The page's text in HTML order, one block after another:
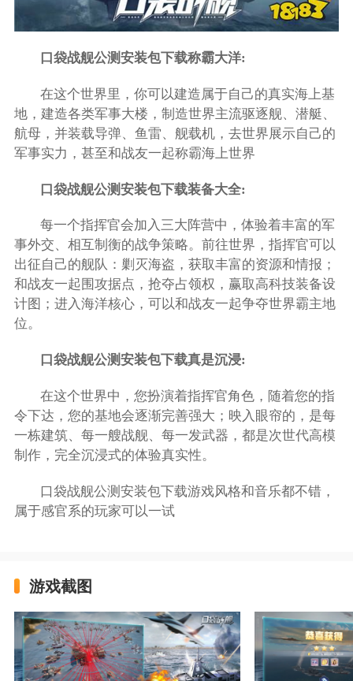
口袋战舰公测安装包下载称霸大洋:
在这个世界里，你可以建造属于自己的真实海上基
地，建造各类军事大楼，制造世界主流驱逐舰、潜艇、
航母，并装载导弹、鱼雷、舰载机，去世界展示自己的
军事实力，甚至和战友一起称霸海上世界
口袋战舰公测安装包下载装备大全:
每一个指挥官会加入三大阵营中，体验着丰富的军
事外交、相互制衡的战争策略。前往世界，指挥官可以
出征自己的舰队：剿灭海盗，获取丰富的资源和情报；
和战友一起围攻据点，抢夺占领权，赢取高科技装备设
计图；进入海洋核心，可以和战友一起争夺世界霸主地
位。
口袋战舰公测安装包下载真是沉浸:
在这个世界中，您扮演着指挥官角色，随着您的指
令下达，您的基地会逐渐完善强大；映入眼帘的，是每
一栋建筑、每一艘战舰、每一发武器，都是次世代高模
制作，完全沉浸式的体验真实性。
口袋战舰公测安装包下载游戏风格和音乐都不错，
属于感官系的玩家可以一试
游戏截图